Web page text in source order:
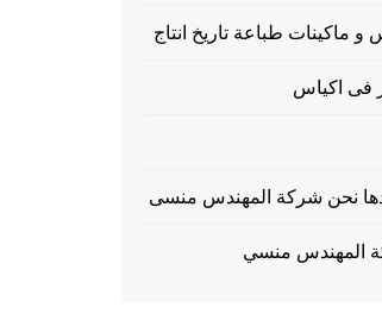
و ماكينات طباعة تاريخ انتاج
فى اكياس
نحن شركة المهندس منسى
المهندس منسي